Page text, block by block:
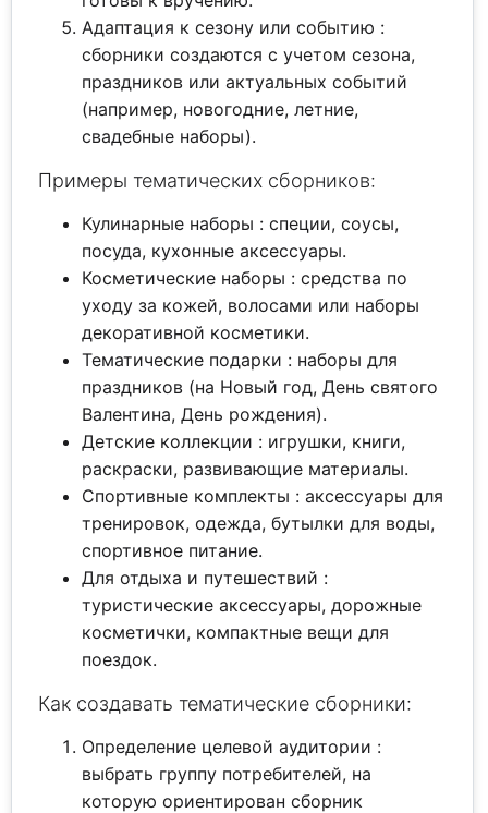
Адаптация к сезону или событию :
сборники создаются с учетом сезона,
праздников или актуальных событий
(например, новогодние, летние,
свадебные наборы).
Примеры тематических сборников:
Кулинарные наборы : специи, соусы,
посуда, кухонные аксессуары.
Косметические наборы : средства по
уходу за кожей, волосами или наборы
декоративной косметики.
Тематические подарки : наборы для
праздников (на Новый год, День святого
Валентина, День рождения).
Детские коллекции : игрушки, книги,
раскраски, развивающие материалы.
Спортивные комплекты : аксессуары для
тренировок, одежда, бутылки для воды,
спортивное питание.
Для отдыха и путешествий :
туристические аксессуары, дорожные
косметички, компактные вещи для
поездок.
Как создавать тематические сборники:
Определение целевой аудитории :
выбрать группу потребителей, на
которую ориентирован сборник